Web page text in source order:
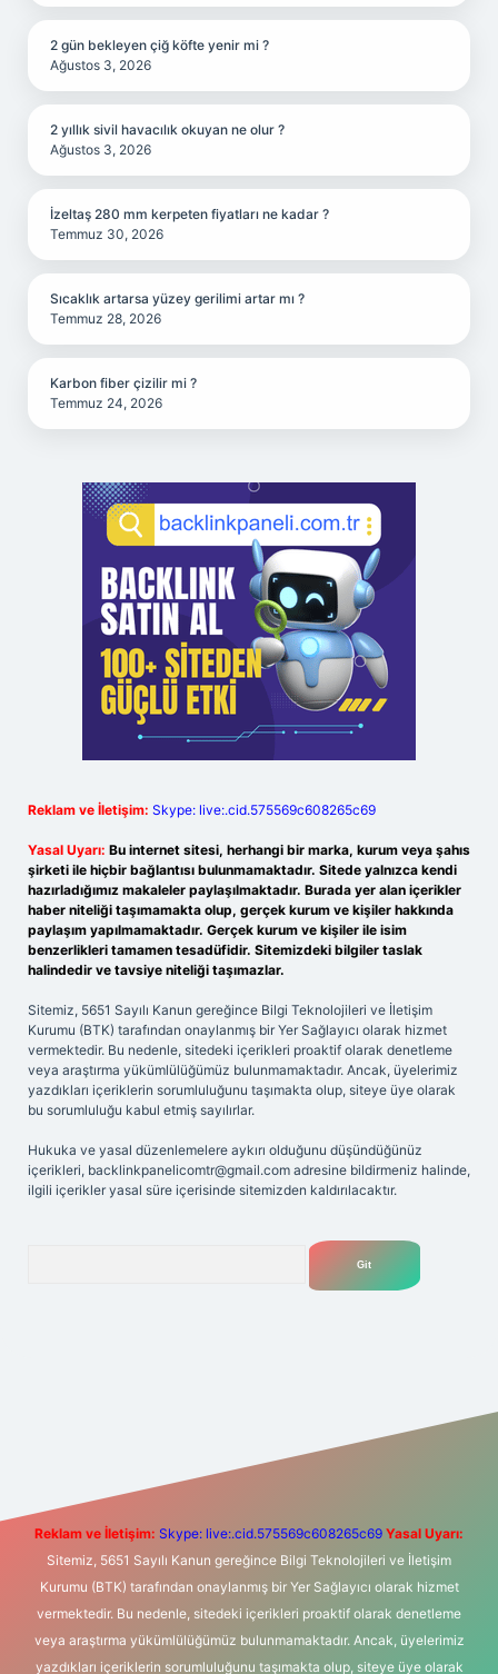
2 gün bekleyen çiğ köfte yenir mi ?
Ağustos 3, 2026
2 yıllık sivil havacılık okuyan ne olur ?
Ağustos 3, 2026
İzeltaş 280 mm kerpeten fiyatları ne kadar ?
Temmuz 30, 2026
Sıcaklık artarsa yüzey gerilimi artar mı ?
Temmuz 28, 2026
Karbon fiber çizilir mi ?
Temmuz 24, 2026
Reklam ve İletişim: Skype: live:.cid.575569c608265c69
Yasal Uyarı: Bu internet sitesi, herhangi bir marka, kurum veya şahıs
şirketi ile hiçbir bağlantısı bulunmamaktadır. Sitede yalnızca kendi
hazırladığımız makaleler paylaşılmaktadır. Burada yer alan içerikler
haber niteliği taşımamakta olup, gerçek kurum ve kişiler hakkında
paylaşım yapılmamaktadır. Gerçek kurum ve kişiler ile isim
benzerlikleri tamamen tesadüfidir. Sitemizdeki bilgiler taslak
halindedir ve tavsiye niteliği taşımazlar.
Sitemiz, 5651 Sayılı Kanun gereğince Bilgi Teknolojileri ve İletişim
Kurumu (BTK) tarafından onaylanmış bir Yer Sağlayıcı olarak hizmet
vermektedir. Bu nedenle, sitedeki içerikleri proaktif olarak denetleme
veya araştırma yükümlülüğümüz bulunmamaktadır. Ancak, üyelerimiz
yazdıkları içeriklerin sorumluluğunu taşımakta olup, siteye üye olarak
bu sorumluluğu kabul etmiş sayılırlar.
Hukuka ve yasal düzenlemelere aykırı olduğunu düşündüğünüz
içerikleri, backlinkpanelicomtr@gmail.com adresine bildirmeniz halinde,
ilgili içerikler yasal süre içerisinde sitemizden kaldırılacaktır.
Reklam ve İletişim: Skype: live:.cid.575569c608265c69 Yasal Uyarı:
Sitemiz, 5651 Sayılı Kanun gereğince Bilgi Teknolojileri ve İletişim
Kurumu (BTK) tarafından onaylanmış bir Yer Sağlayıcı olarak hizmet
vermektedir. Bu nedenle, sitedeki içerikleri proaktif olarak denetleme
veya araştırma yükümlülüğümüz bulunmamaktadır. Ancak, üyelerimiz
yazdıkları içeriklerin sorumluluğunu taşımakta olup, siteye üye olarak